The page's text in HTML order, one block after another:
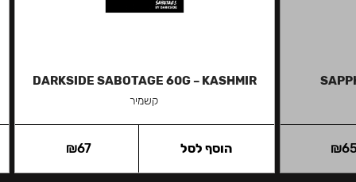
₪
DARKSIDE SABOTAGE 60G – KASHMIR
קשמיר
₪67 הוסף לסל